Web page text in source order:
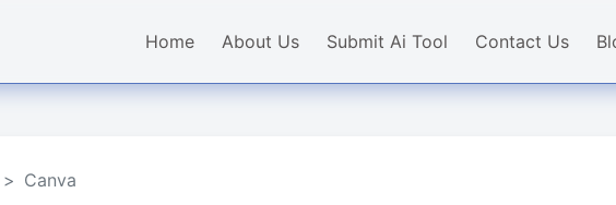
Home About Us Submit Ai Tool Contact Us
Canva